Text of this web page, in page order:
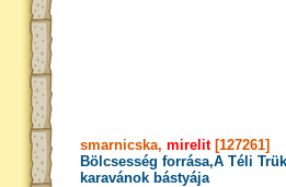
smarnicska,mirelit[127261]
Bölcsesség forrása,A Téli
karavánok bástyája